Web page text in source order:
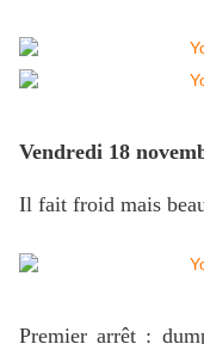
Vendredi 18
Il fait froid mais
Premier arrêt :